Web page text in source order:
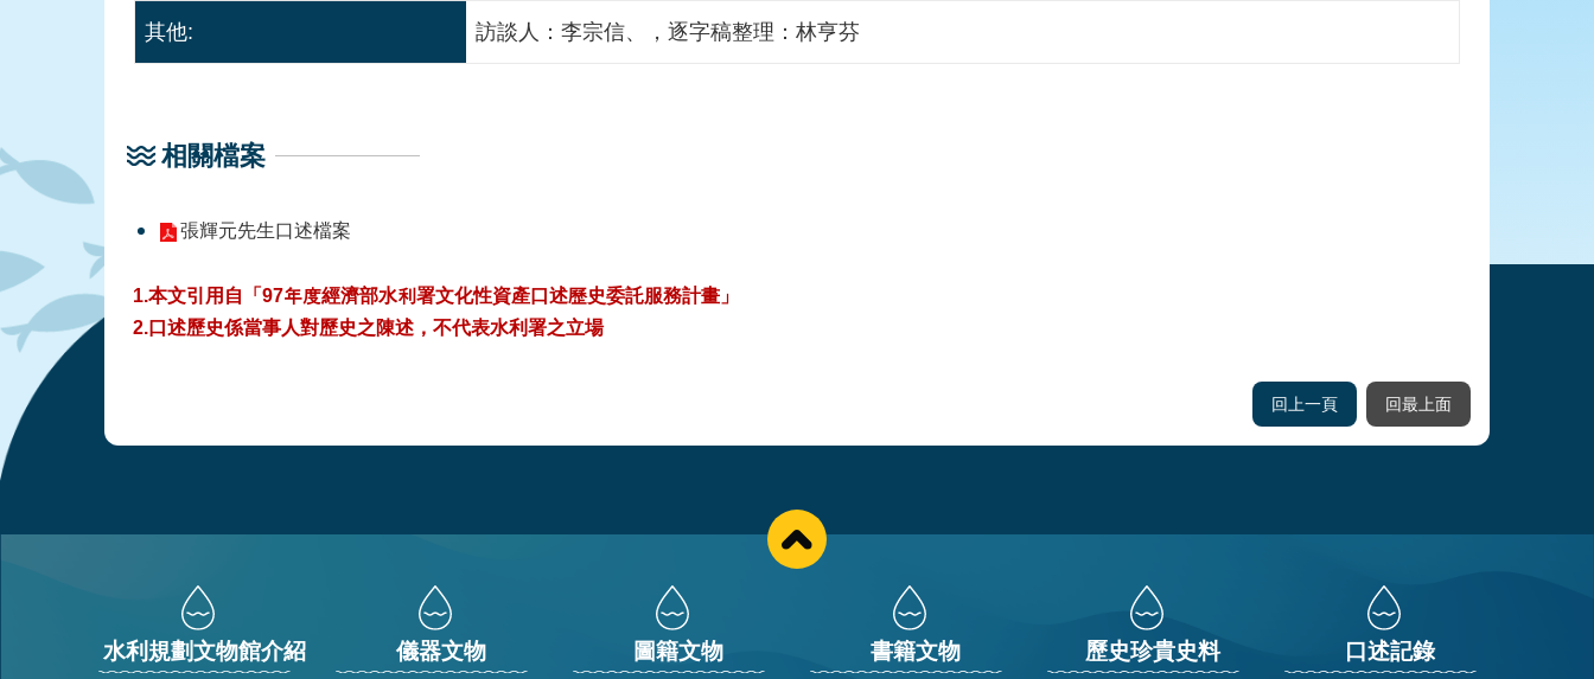
其他: 訪談人：李宗信、，逐字稿整理：林亨芬
相關檔案
張輝元先生口述檔案
1.本文引用自「97年度經濟部水利署文化性資產口述歷史委託服務計畫」
2.口述歷史係當事人對歷史之陳述，不代表水利署之立場
回上一頁 回最上面
水利規劃文物館介紹 儀器文物 圖籍文物 書籍文物 歷史珍貴史料 口述記錄